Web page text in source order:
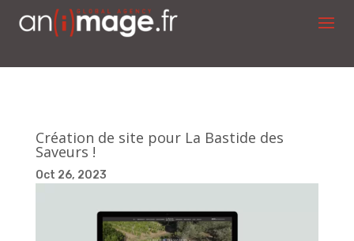
Création de site pour La Bastide des
Saveurs !
Oct 26, 2023